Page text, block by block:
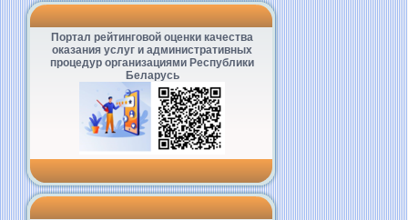
Портал рейтинговой оценки качества
оказания услуг и административных
процедур организациями Республики
Беларусь